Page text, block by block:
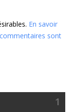
En savoir
sont
1